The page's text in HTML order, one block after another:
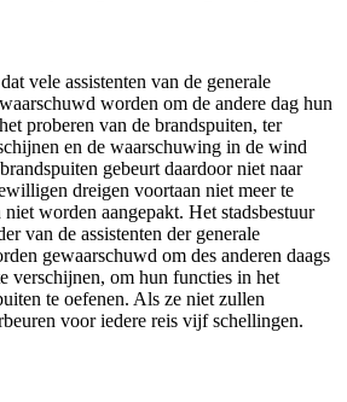
vele assistenten van de generale
worden om de andere dag hun
proberen van de brandspuiten, ter
en de waarschuwing in de wind
gebeurt daardoor niet naar
dreigen voortaan niet meer te
worden aangepakt. Het stadsbestuur
van de assistenten der generale
gewaarschuwd om des anderen daags
verschijnen, om hun functies in het
te oefenen. Als ze niet zullen
voor iedere reis vijf schellingen.